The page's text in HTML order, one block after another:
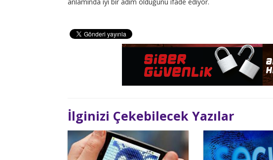
İlginizi Çekebilecek Yazılar